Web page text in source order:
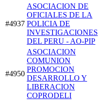
#4937
ASOCIACION DE
OFICIALES DE LA
POLICIA DE
INVESTIGACIONES
DEL PERU - AO-PIP
#4950
ASOCIACION
COMUNION
PROMOCION
DESARROLLO Y
LIBERACION
COPRODELI